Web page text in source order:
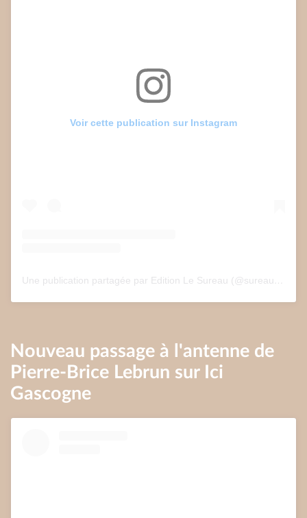
Voir cette publication sur Instagram
Nouveau passage à l'antenne de
Pierre-Brice Lebrun sur Ici
Gascogne